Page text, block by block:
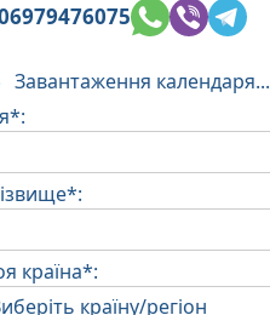
Завантаження календаря...
країна*: